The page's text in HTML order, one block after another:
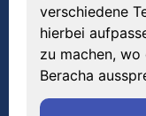
verschiedene
hierbei
zu machen,
Beracha